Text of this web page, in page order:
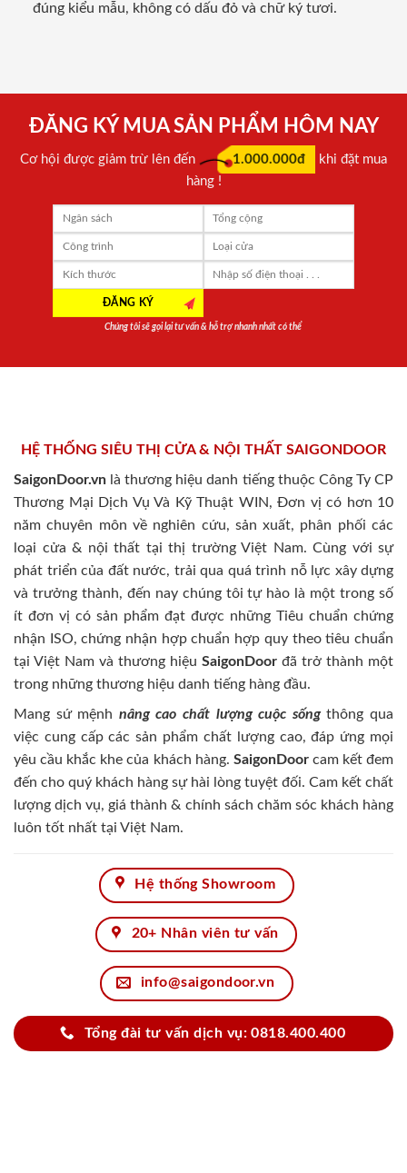
đúng kiểu mẫu, không có dấu đỏ và chữ ký tươi.
ĐĂNG KÝ MUA SẢN PHẨM HÔM NAY
Cơ hội được giảm trừ lên đến 1.000.000đ
khi đặt mua
hàng !
Chúng tôi sẽ gọi lại tư vấn & hỗ trợ nhanh nhất có thể
HỆ THỐNG SIÊU THỊ CỬA & NỘI THẤT SAIGONDOOR
SaigonDoor.vn là thương hiệu danh tiếng thuộc Công Ty CP
Thương Mại Dịch Vụ Và Kỹ Thuật WIN, Đơn vị có hơn 10
năm chuyên môn về nghiên cứu, sản xuất, phân phối các
loại cửa & nội thất tại thị trường Việt Nam. Cùng với sự
phát triển của đất nước, trải qua quá trình nỗ lực xây dựng
và trưởng thành, đến nay chúng tôi tự hào là một trong số
ít đơn vị có sản phẩm đạt được những Tiêu chuẩn chứng
nhận ISO, chứng nhận hợp chuẩn hợp quy theo tiêu chuẩn
tại Việt Nam và thương hiệu SaigonDoor đã trở thành một
trong những thương hiệu danh tiếng hàng đầu.
Mang sứ mệnh nâng cao chất lượng cuộc sốngthông qua
việc cung cấp các sản phẩm chất lượng cao, đáp ứng mọi
yêu cầu khắc khe của khách hàng. SaigonDoorcam kết đem
đến cho quý khách hàng sự hài lòng tuyệt đối. Cam kết chất
lượng dịch vụ, giá thành & chính sách chăm sóc khách hàng
luôn tốt nhất tại Việt Nam.
Hệ thống Showroom
20+ Nhân viên tư vấn
info@saigondoor.vn
Tổng đài tư vấn dịch vụ: 0818.400.400